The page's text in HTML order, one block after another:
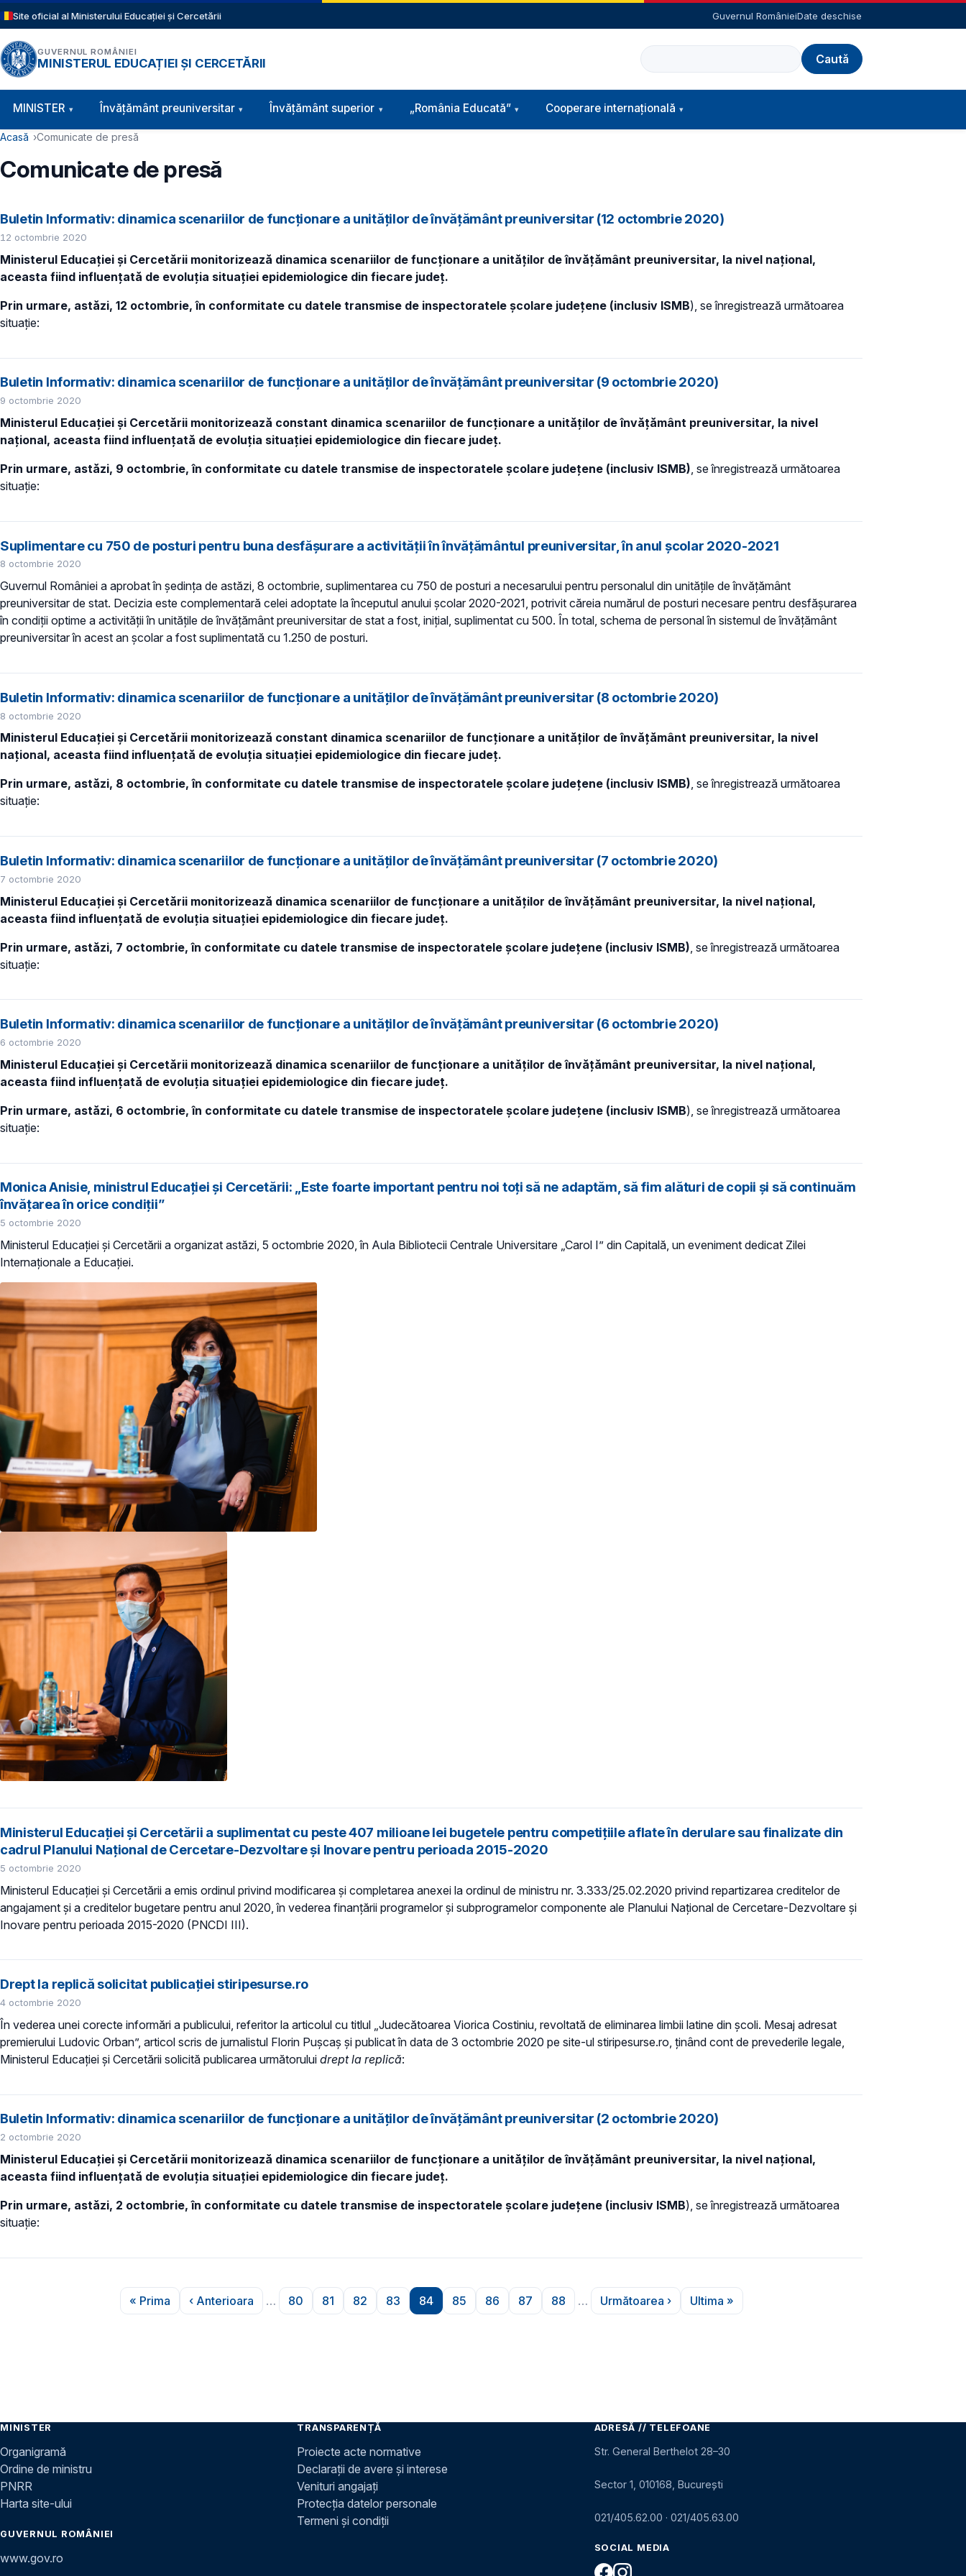
Sari la conținutul principal
Site oficial al Ministerului Educației și Cercetării Guvernul RomânieiDate deschise
GUVERNUL ROMÂNIEI
MINISTERUL EDUCAȚIEI ȘI CERCETĂRII
Caută
Navigație principală
MINISTER Învăţământ preuniversitar Învățământ superior „România Educată” Cooperare internațională
Cale de navigare
Acasă Comunicate de presă
Comunicate de presă
Buletin Informativ: dinamica scenariilor de funcționare a unităților de învățământ preuniversitar (12 octombrie 2020)
12 octombrie 2020
Ministerul Educației și Cercetării monitorizează dinamica scenariilor de funcționare a unităților de învățământ preuniversitar, la nivel național,
aceasta fiind influențată de evoluția situației epidemiologice din fiecare județ.
Prin urmare, astăzi, 12 octombrie, în conformitate cu datele transmise de inspectoratele școlare județene (inclusiv ISMB), se înregistrează următoarea
situație:
Buletin Informativ: dinamica scenariilor de funcționare a unităților de învățământ preuniversitar (9 octombrie 2020)
9 octombrie 2020
Ministerul Educației și Cercetării monitorizează constant dinamica scenariilor de funcționare a unităților de învățământ preuniversitar, la nivel
național, aceasta fiind influențată de evoluția situației epidemiologice din fiecare județ.
Prin urmare, astăzi, 9 octombrie, în conformitate cu datele transmise de inspectoratele școlare județene (inclusiv ISMB) , se înregistrează următoarea
situație:
Suplimentare cu 750 de posturi pentru buna desfășurare a activității în învățământul preuniversitar, în anul școlar 2020-2021
8 octombrie 2020
Guvernul României a aprobat în ședința de astăzi, 8 octombrie, suplimentarea cu 750 de posturi a necesarului pentru personalul din unitățile de învățământ
preuniversitar de stat. Decizia este complementară celei adoptate la începutul anului școlar 2020-2021, potrivit căreia numărul de posturi necesare pentru desfășurarea
în condiții optime a activității în unitățile de învățământ preuniversitar de stat a fost, inițial, suplimentat cu 500. În total, schema de personal în sistemul de învățământ
preuniversitar în acest an școlar a fost suplimentată cu 1.250 de posturi.
Buletin Informativ: dinamica scenariilor de funcționare a unităților de învățământ preuniversitar (8 octombrie 2020)
8 octombrie 2020
Ministerul Educației și Cercetării monitorizează constant dinamica scenariilor de funcționare a unităților de învățământ preuniversitar, la nivel
național, aceasta fiind influențată de evoluția situației epidemiologice din fiecare județ.
Prin urmare, astăzi, 8 octombrie, în conformitate cu datele transmise de inspectoratele școlare județene (inclusiv ISMB), se înregistrează următoarea
situație:
Buletin Informativ: dinamica scenariilor de funcționare a unităților de învățământ preuniversitar (7 octombrie 2020)
7 octombrie 2020
Ministerul Educației și Cercetării monitorizează dinamica scenariilor de funcționare a unităților de învățământ preuniversitar, la nivel național,
aceasta fiind influențată de evoluția situației epidemiologice din fiecare județ.
Prin urmare, astăzi, 7 octombrie, în conformitate cu datele transmise de inspectoratele școlare județene (inclusiv ISMB) , se înregistrează următoarea
situație:
Buletin Informativ: dinamica scenariilor de funcționare a unităților de învățământ preuniversitar (6 octombrie 2020)
6 octombrie 2020
Ministerul Educației și Cercetării monitorizează dinamica scenariilor de funcționare a unităților de învățământ preuniversitar, la nivel național,
aceasta fiind influențată de evoluția situației epidemiologice din fiecare județ.
Prin urmare, astăzi, 6 octombrie, în conformitate cu datele transmise de inspectoratele școlare județene (inclusiv ISMB), se înregistrează următoarea
situație:
Monica Anisie, ministrul Educației și Cercetării: „Este foarte important pentru noi toți să ne adaptăm, să fim alături de copii și să continuăm
învățarea în orice condiții”
5 octombrie 2020
Ministerul Educației și Cercetării a organizat astăzi, 5 octombrie 2020, în Aula Bibliotecii Centrale Universitare „Carol I” din Capitală, un eveniment dedicat Zilei
Internaționale a Educației.
Ministerul Educației și Cercetării a suplimentat cu peste 407 milioane lei bugetele pentru competițiile aflate în derulare sau finalizate din
cadrul Planului Naţional de Cercetare-Dezvoltare şi Inovare pentru perioada 2015-2020
5 octombrie 2020
Ministerul Educației și Cercetării a emis ordinul privind modificarea şi completarea anexei la ordinul de ministru nr. 3.333/25.02.2020 privind repartizarea creditelor de
angajament şi a creditelor bugetare pentru anul 2020, în vederea finanţării programelor și subprogramelor componente ale Planului Naţional de Cercetare-Dezvoltare şi
Inovare pentru perioada 2015-2020 (PNCDI III).
Drept la replică solicitat publicației stiripesurse.ro
4 octombrie 2020
În vederea unei corecte informări a publicului, referitor la articolul cu titlul „Judecătoarea Viorica Costiniu, revoltată de eliminarea limbii latine din școli. Mesaj adresat
premierului Ludovic Orban”, articol scris de jurnalistul Florin Pușcaș și publicat în data de 3 octombrie 2020 pe site-ul stiripesurse.ro, ținând cont de prevederile legale,
Ministerul Educației și Cercetării solicită publicarea următorului drept la replică:
Buletin Informativ: dinamica scenariilor de funcționare a unităților de învățământ preuniversitar (2 octombrie 2020)
2 octombrie 2020
Ministerul Educației și Cercetării monitorizează dinamica scenariilor de funcționare a unităților de învățământ preuniversitar, la nivel național,
aceasta fiind influențată de evoluția situației epidemiologice din fiecare județ.
Prin urmare, astăzi, 2 octombrie, în conformitate cu datele transmise de inspectoratele școlare județene (inclusiv ISMB), se înregistrează următoarea
situație:
Prima pagină
« Prima
Pagina anterioară
‹ Anterioara …
Pagina
80
Pagina
81
Pagina
82
Pagina
83
Pagina
84
Pagina
85
Pagina
86
Pagina
87
Pagina
88 …
Pagina următoare
Următoarea ›
Ultima pagină
Ultima »
MINISTER
Organigramă
Ordine de ministru
PNRR
Harta site-ului
GUVERNUL ROMÂNIEI
www.gov.ro
TRANSPARENȚĂ
Proiecte acte normative
Declarații de avere și interese
Venituri angajați
Protecția datelor personale
Termeni și condiții
ADRESĂ // TELEFOANE
Str. General Berthelot 28–30
Sector 1, 010168, București
021/405.62.00 · 021/405.63.00
SOCIAL MEDIA